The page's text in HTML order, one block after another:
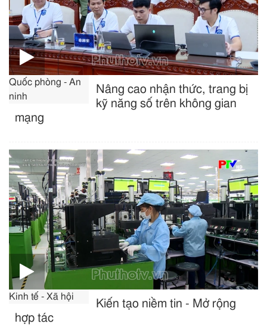
Quốc phòng - An
ninh
Nâng cao nhận thức, trang bị
kỹ năng số trên không gian
mạng
Kinh tế - Xã hội
Kiến tạo niềm tin - Mở rộng
hợp tác